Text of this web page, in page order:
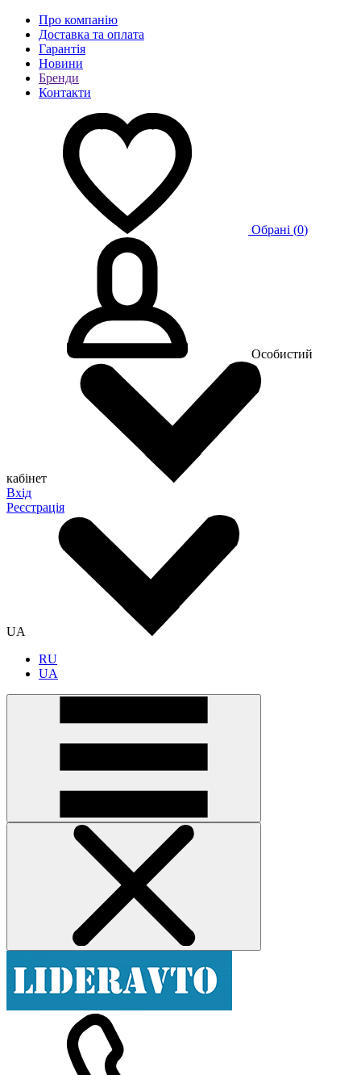
Про компанію
Доставка та оплата
Гарантія
Новини
Бренди
Контакти
Обрані (0)
Особистий
кабінет
Вхід
Реєстрація
UA
RU
UA